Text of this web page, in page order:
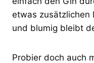
etwas zusätzlichen
und blumig bleibt
Probier doch auch